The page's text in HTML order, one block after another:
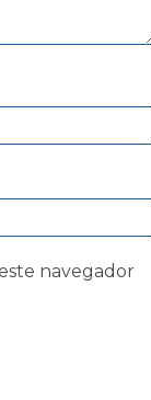
navegador